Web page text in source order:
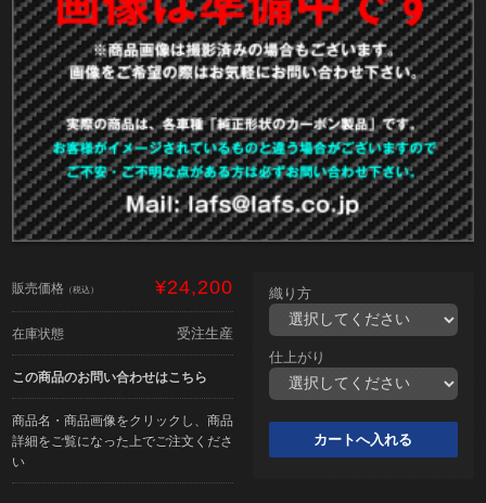
販売価格 （税込） ¥24,200
在庫状態 受注生産
この商品のお問い合わせはこちら
商品名・商品画像をクリックし、商品
詳細をご覧になった上でご注文くださ
い
織り方
仕上がり